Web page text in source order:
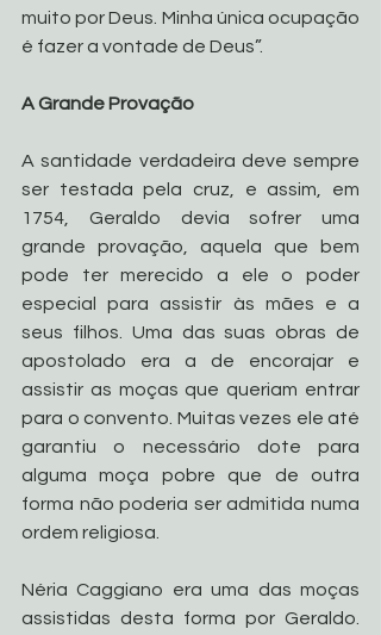
muito por Deus. Minha única ocupação
é fazer a vontade de Deus”.
A Grande Provação
A santidade verdadeira deve sempre
ser testada pela cruz, e assim, em
1754, Geraldo devia sofrer uma
grande provação, aquela que bem
pode ter merecido a ele o poder
especial para assistir às mães e a
seus filhos. Uma das suas obras de
apostolado era a de encorajar e
assistir as moças que queriam entrar
para o convento. Muitas vezes ele até
garantiu o necessário dote para
alguma moça pobre que de outra
forma não poderia ser admitida numa
ordem religiosa.
Néria Caggiano era uma das moças
assistidas desta forma por Geraldo.